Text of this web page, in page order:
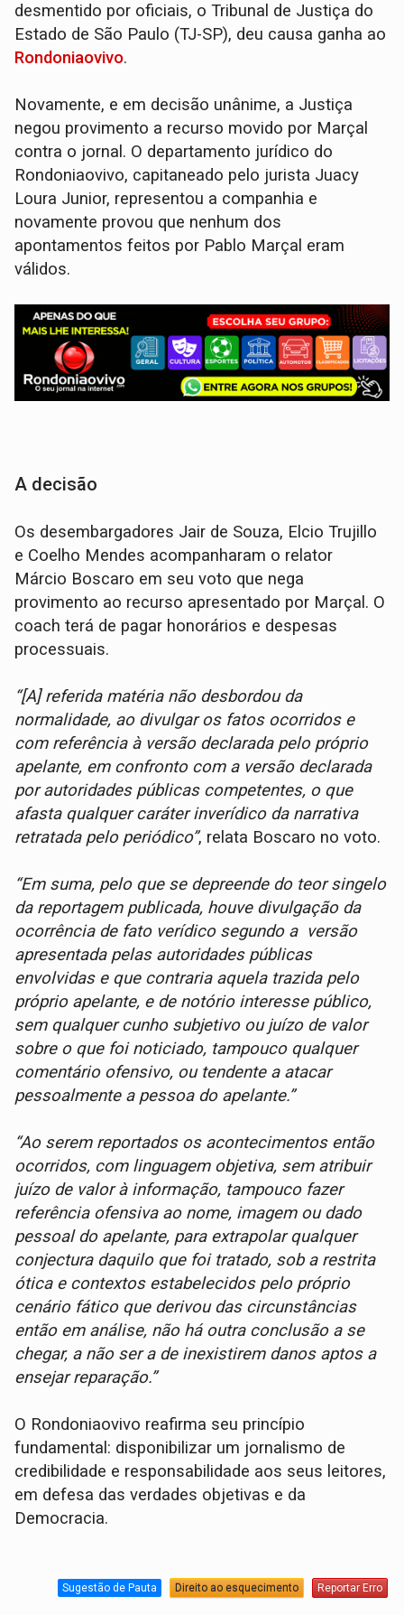
desmentido por oficiais, o Tribunal de Justiça do
Estado de São Paulo (TJ-SP), deu causa ganha ao
Rondoniaovivo.
Novamente, e em decisão unânime, a Justiça
negou provimento a recurso movido por Marçal
contra o jornal. O departamento jurídico do
Rondoniaovivo, capitaneado pelo jurista Juacy
Loura Junior, representou a companhia e
novamente provou que nenhum dos
apontamentos feitos por Pablo Marçal eram
válidos.
A decisão
Os desembargadores Jair de Souza, Elcio Trujillo
e Coelho Mendes acompanharam o relator
Márcio Boscaro em seu voto que nega
provimento ao recurso apresentado por Marçal. O
coach terá de pagar honorários e despesas
processuais.
“[A] referida matéria não desbordou da
normalidade, ao divulgar os fatos ocorridos e
com referência à versão declarada pelo próprio
apelante, em confronto com a versão declarada
por autoridades públicas competentes, o que
afasta qualquer caráter inverídico da narrativa
retratada pelo periódico”, relata Boscaro no voto.
“Em suma, pelo que se depreende do teor singelo
da reportagem publicada, houve divulgação da
ocorrência de fato verídico segundo a versão
apresentada pelas autoridades públicas
envolvidas e que contraria aquela trazida pelo
próprio apelante, e de notório interesse público,
sem qualquer cunho subjetivo ou juízo de valor
sobre o que foi noticiado, tampouco qualquer
comentário ofensivo, ou tendente a atacar
pessoalmente a pessoa do apelante.”
“Ao serem reportados os acontecimentos então
ocorridos, com linguagem objetiva, sem atribuir
juízo de valor à informação, tampouco fazer
referência ofensiva ao nome, imagem ou dado
pessoal do apelante, para extrapolar qualquer
conjectura daquilo que foi tratado, sob a restrita
ótica e contextos estabelecidos pelo próprio
cenário fático que derivou das circunstâncias
então em análise, não há outra conclusão a se
chegar, a não ser a de inexistirem danos aptos a
ensejar reparação.”
O Rondoniaovivo reafirma seu princípio
fundamental: disponibilizar um jornalismo de
credibilidade e responsabilidade aos seus leitores,
em defesa das verdades objetivas e da
Democracia.
Sugestão de Pauta Direito ao esquecimento Reportar Erro